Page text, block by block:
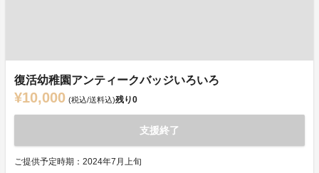
復活幼稚園アンティークバッジいろいろ
¥10,000 (税込/送料込)残り0
支援終了
ご提供予定時期：2024年7月上旬